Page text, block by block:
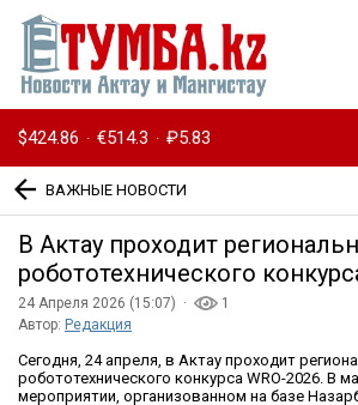
$424.86 · €514.3 · ₽5.83
ВАЖНЫЕ НОВОСТИ
В Актау проходит
робототехнического
24 Апреля 2026 (15:07) ·
1
Автор: Редакция
Сегодня, 24 апреля, в Актау проходит
робототехнического конкурса WRO-2026. В
мероприятии, организованном на базе